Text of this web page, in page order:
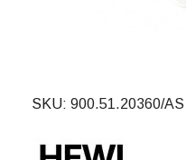
SKU 900.51.20360/AS